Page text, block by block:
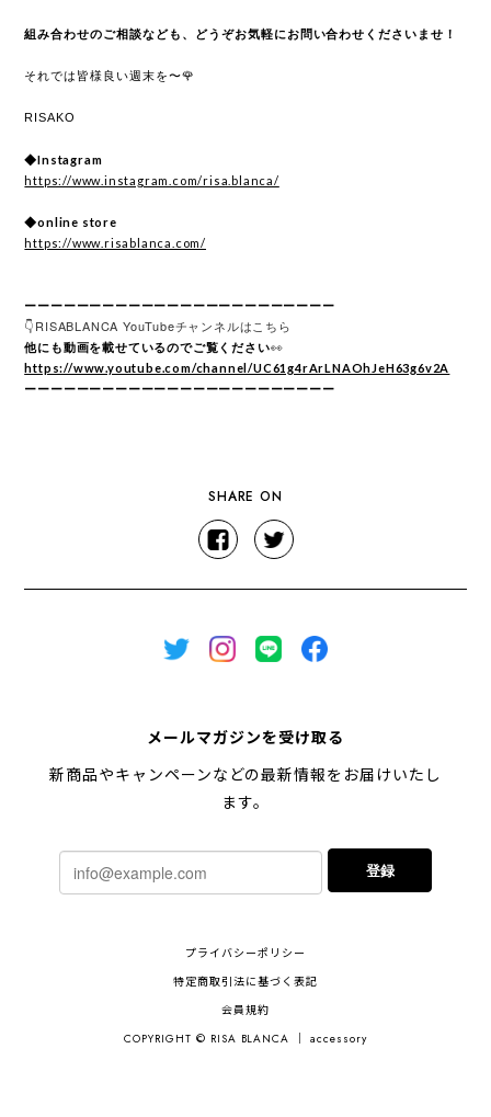
組み合わせのご相談なども、どうぞお気軽にお問い合わせくださいませ！
それでは皆様良い週末を〜🌹
RISAKO
◆Instagram
https://www.instagram.com/risa.blanca/
◆online store
https://www.risablanca.com/
ーーーーーーーーーーーーーーーーーーーーーーーー
👇RISABLANCA YouTubeチャンネルはこちら
他にも動画を載せているのでご覧ください👀
https://www.youtube.com/channel/UC61g4rArLNAOhJeH63g6v2A
ーーーーーーーーーーーーーーーーーーーーーーーー
SHARE ON
メールマガジンを受け取る
新商品やキャンペーンなどの最新情報をお届けいたし
ます。
登録
プライバシーポリシー
特定商取引法に基づく表記
会員規約
COPYRIGHT © RISA BLANCA ｜ accessory